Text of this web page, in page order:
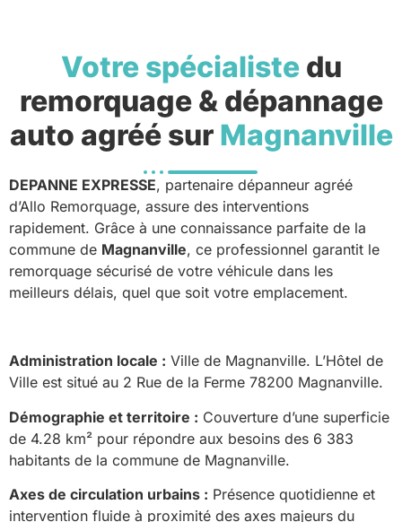
Votre spécialistedu
remorquage & dépannage
auto agréé sur Magnanville
DEPANNE EXPRESSE, partenaire dépanneur agréé
d’Allo Remorquage, assure des interventions
rapidement. Grâce à une connaissance parfaite de la
commune de Magnanville, ce professionnel garantit le
remorquage sécurisé de votre véhicule dans les
meilleurs délais, quel que soit votre emplacement.
Administration locale : Ville de Magnanville. L’Hôtel de
Ville est situé au 2 Rue de la Ferme 78200 Magnanville.
Démographie et territoire : Couverture d’une superficie
de 4.28 km² pour répondre aux besoins des 6 383
habitants de la commune de Magnanville.
Axes de circulation urbains : Présence quotidienne et
intervention fluide à proximité des axes majeurs du